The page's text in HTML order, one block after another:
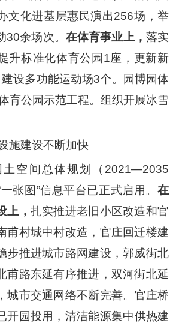
文化进基层惠民演出256场，举
30余场次。 在体育事业上， 落实
升标准化体育公园 1座，更新新
设多功能运动场3个。园博园体
育公园示范工程。组织开展冰雪
施建设不断加快
土空间总体规划（ 2021—2035
一张图”信息平台已正式启用。在
上， 扎实推进老旧小区改造和官
甫村城中村改造 ，官庄回迁楼建
步推进城市路网建设，郭威街北
甫路东延有序推进，双河街北延
城市交通网络不断完善。官庄桥
开园投用，清洁能源集中供热建